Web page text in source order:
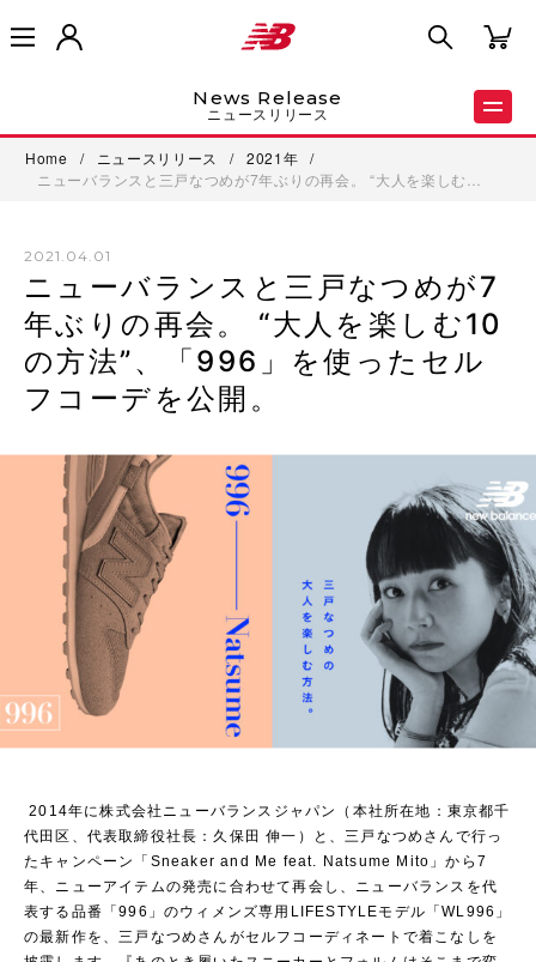
News Release
ニュースリリース
Home / ニュースリリース / 2021年
/
ニューバランスと三戸なつめが7年ぶりの再会。 “大人を楽しむ…
2021.04.01
ニューバランスと三戸なつめが7
年ぶりの再会。 “大人を楽しむ10
の方法”、「996」を使ったセル
フコーデを公開。
2014年に株式会社ニューバランスジャパン（本社所在地：東京都千
代田区、代表取締役社長：久保田 伸一）と、三戸なつめさんで行っ
たキャンペーン「Sneaker and Me feat. Natsume Mito」から7
年、ニューアイテムの発売に合わせて再会し、ニューバランスを代
表する品番「996」のウィメンズ専用LIFESTYLEモデル「WL996」
の最新作を、三戸なつめさんがセルフコーディネートで着こなしを